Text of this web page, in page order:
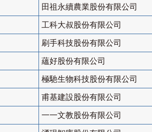
田祖永續農業股份有限公司
工科大叔股份有限公司
刷手科技股份有限公司
蘊好股份有限公司
極馳生物科技股份有限公司
甫基建設股份有限公司
一一文教股份有限公司